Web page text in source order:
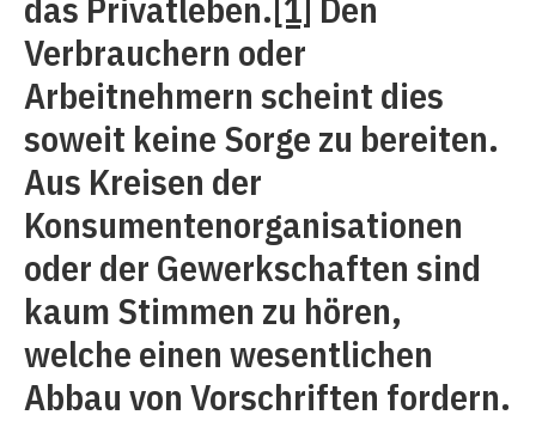
Verbrauchern oder
Arbeitnehmern scheint dies
soweit keine Sorge zu bereiten.
Aus Kreisen der
Konsumentenorganisationen
oder der Gewerkschaften sind
kaum Stimmen zu hören,
welche einen wesentlichen
Abbau von Vorschriften fordern.